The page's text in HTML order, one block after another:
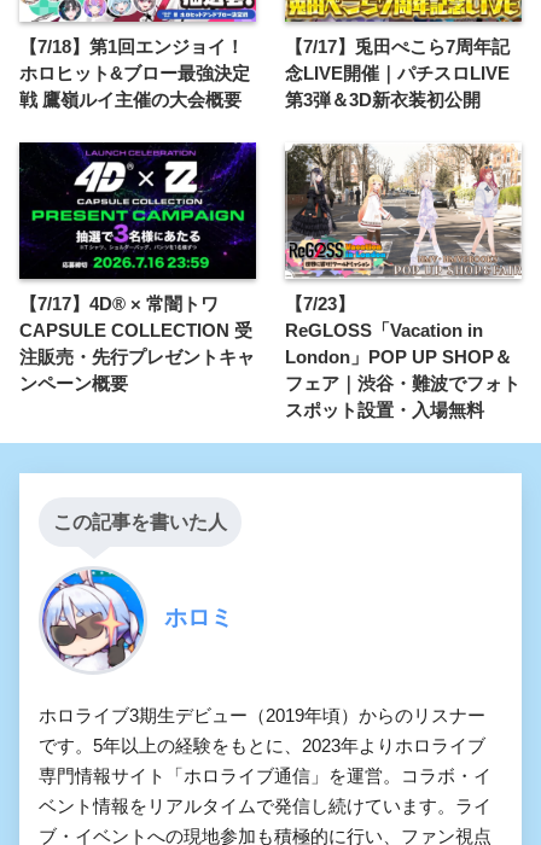
【7/18】第1回エンジョイ！
ホロヒット&ブロー最強決定
戦 鷹嶺ルイ主催の大会概要
【7/17】兎田ぺこら7周年記
念LIVE開催｜パチスロLIVE
第3弾＆3D新衣装初公開
【7/17】4D® × 常闇トワ
CAPSULE COLLECTION 受
注販売・先行プレゼントキャ
ンペーン概要
【7/23】
ReGLOSS「Vacation in
London」POP UP SHOP＆
フェア｜渋谷・難波でフォト
スポット設置・入場無料
この記事を書いた人
ホロミ
ホロライブ3期生デビュー（2019年頃）からのリスナー
です。5年以上の経験をもとに、2023年よりホロライブ
専門情報サイト「ホロライブ通信」を運営。コラボ・イ
ベント情報をリアルタイムで発信し続けています。ライ
ブ・イベントへの現地参加も積極的に行い、ファン視点